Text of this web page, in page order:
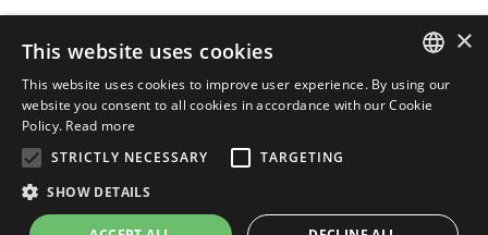
Légal
Information
© 2026 Disano illuminazione FRANCE S.a. - SIRET
ENGLISH
×
This website uses cookies
This website uses cookies to improve user experience. By using our
website you consent to all cookies in accordance with our Cookie
Policy. Read more
STRICTLY NECESSARY
TARGETING
SHOW DETAILS